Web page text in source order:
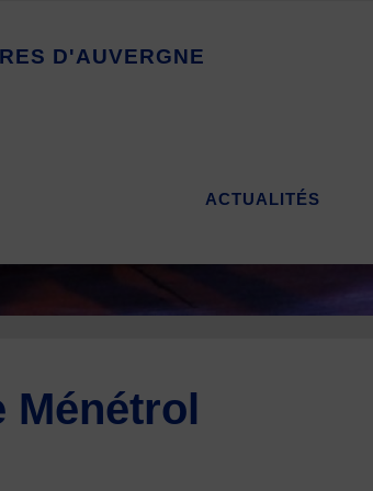
RES D'AUVERGNE
ACTUALITÉS
Ménétrol